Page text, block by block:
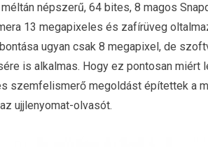
népszerű, 64 bites, 8 magos
13 megapixeles és zafírüveg
ugyan csak 8 megapixel, de
is alkalmas. Hogy ez pontosan miért
szemfelismerő megoldást építettek a
ujjlenyomat-olvasót.